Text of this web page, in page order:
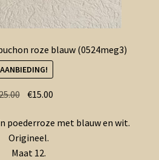
roze blauw (0524meg3)
AANBIEDING!
Oorspronkelijke
was:
€25.00.
€15.00
is:
poederroze met blauw en wit.
Origineel.
Maat 12.